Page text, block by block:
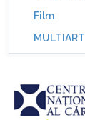
Film
MULTIART